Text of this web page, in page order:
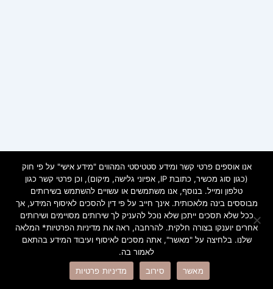
Copyright © 2026 ramot | Powered by
אנו אוספים פרטי קשר ומידע סטטיסטי המהווים "מידע אישי" על פי חוק
(כגון סוג מכשיר, כתובת IP, אפיוני גלישה, מיקום), וכן פרטי קשר כגון
טלפון ומייל. בנוסף, אנו משתמשים או עשויים להשתמש בשירותים
מבוססים בינה מלאכותית. אינך חייב על פי דין להסכים לאיסוף המידע, אך
ככל שלא תסכים ייתכן שלא נוכל להעניק לך שירותים מסויימים ושירותים
אחרים יוענקו בצורה חלקית. להרחבה, ראה את מדיניות הפרטיות* המלאה
שלנו. בלחיצה על "מאשר", אתה מסכים לאיסוף ועיבוד המידע בהתאם
לאמור בה.
מאשר
סירוב מדיניות פרטיות